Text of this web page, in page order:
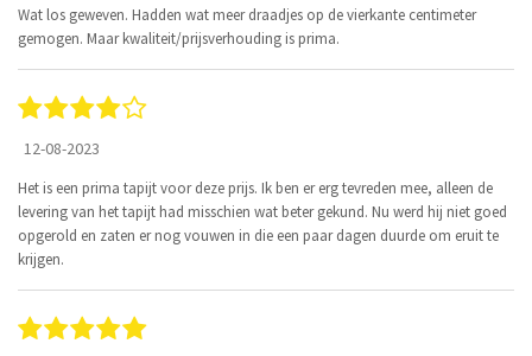
Wat los geweven. Hadden wat meer draadjes op de vierkante centimeter
gemogen. Maar kwaliteit/prijsverhouding is prima.
12-08-2023
Het is een prima tapijt voor deze prijs. Ik ben er erg tevreden mee, alleen de
levering van het tapijt had misschien wat beter gekund. Nu werd hij niet goed
opgerold en zaten er nog vouwen in die een paar dagen duurde om eruit te
krijgen.